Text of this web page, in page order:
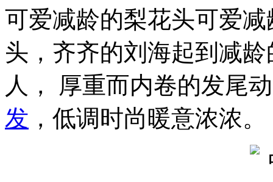
可爱减龄的梨花头可爱
头，齐齐的刘海起到减
人， 厚重而内卷的发尾
发 ，低调时尚暖意浓浓。